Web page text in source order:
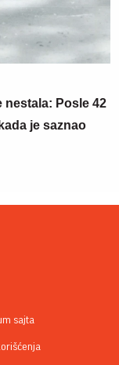
nestala: Posle 42
je saznao
sajta